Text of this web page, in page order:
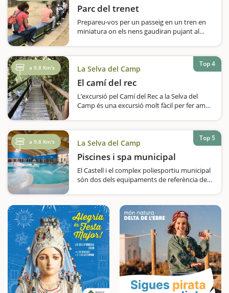
Parc del trenet
Prepareu-vos per un passeig en un tren en
miniatura on els nens gaudiran pujant al
500 metres i fins i tot passem per sota d'un
túnel. A…
a 9,8 Km's La Selva del Camp
El camí del rec
L’excursió pel Camí del Rec a la Selva del
Camp és una excursió molt fàcil per fer amb
l'aventuraDurant…
Top 4
a 9,8 Km's La Selva del Camp
Piscines i spa municipal
El Castell i el complex poliesportiu municipal
són dos dels equipaments de referència de
divertida. El primer és un autèntic pol
cultural…
Top 5